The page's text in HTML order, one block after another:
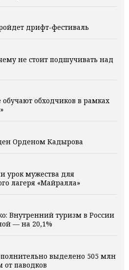
дрифт-фестиваль
не стоит подшучивать над
обходчиков в рамках
Орденом Кадырова
урок мужества для
лагеря «Майралла»
Внутренний туризм в России
— на 20,1%
выделено 505 млн
паводков